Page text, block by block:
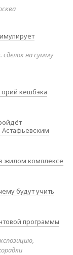
сделок на сумму
кешбэка
жилом комплексе
будут учить
программы